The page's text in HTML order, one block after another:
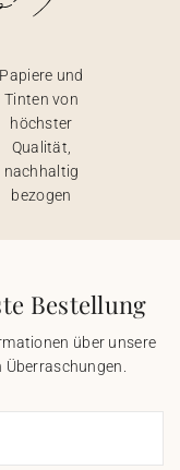
Papiere und
Tinten von
höchster
Qualität,
nachhaltig
bezogen
Bestellung
über unsere